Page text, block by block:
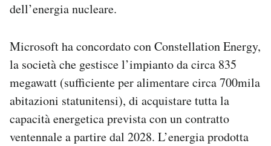
dell’energia nucleare.
Microsoft ha concordato con Constellation Energy,
la società che gestisce l’impianto da circa 835
megawatt (sufficiente per alimentare circa 700mila
abitazioni statunitensi), di acquistare tutta la
capacità energetica prevista con un contratto
ventennale a partire dal 2028. L’energia prodotta